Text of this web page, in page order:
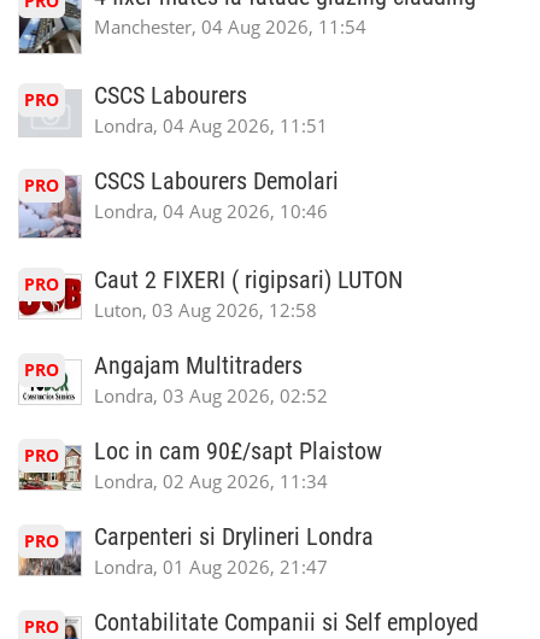
Manchester, 04 Aug 2026, 11:54
PRO CSCS Labourers
Londra, 04 Aug 2026, 11:51
PRO CSCS Labourers Demolari
Londra, 04 Aug 2026, 10:46
PRO Caut 2 FIXERI ( rigipsari) LUTON
Luton, 03 Aug 2026, 12:58
PRO Angajam Multitraders
Londra, 03 Aug 2026, 02:52
PRO Loc in cam 90£/sapt Plaistow
Londra, 02 Aug 2026, 11:34
PRO Carpenteri si Drylineri Londra
Londra, 01 Aug 2026, 21:47
PRO Contabilitate Companii si Self employed